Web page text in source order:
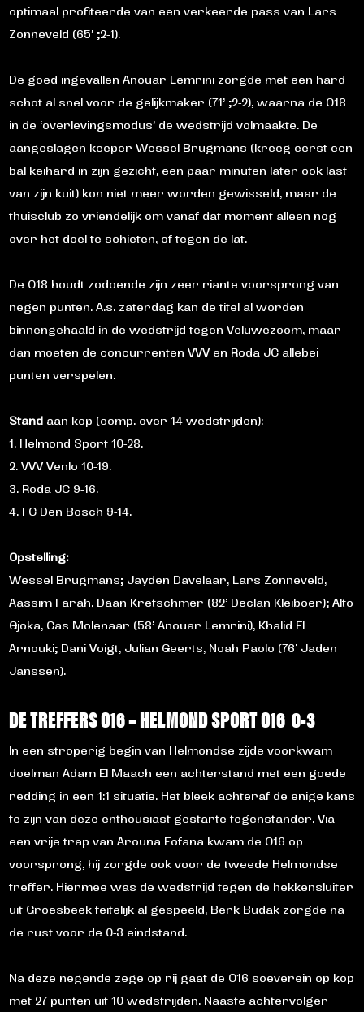
optimaal profiteerde van een verkeerde pass van Lars
Zonneveld (65’ ;2-1).
De goed ingevallen Anouar Lemrini zorgde met een hard
schot al snel voor de gelijkmaker (71’ ;2-2), waarna de O18
in de ‘overlevingsmodus’ de wedstrijd volmaakte. De
aangeslagen keeper Wessel Brugmans (kreeg eerst een
bal keihard in zijn gezicht, een paar minuten later ook last
van zijn kuit) kon niet meer worden gewisseld, maar de
thuisclub zo vriendelijk om vanaf dat moment alleen nog
over het doel te schieten, of tegen de lat.
De O18 houdt zodoende zijn zeer riante voorsprong van
negen punten. A.s. zaterdag kan de titel al worden
binnengehaald in de wedstrijd tegen Veluwezoom, maar
dan moeten de concurrenten VVV en Roda JC allebei
punten verspelen.
Standaan kop (comp. over 14 wedstrijden):
1. Helmond Sport 10-28.
2. VVV Venlo 10-19.
3. Roda JC 9-16.
4. FC Den Bosch 9-14.
Opstelling:
Wessel Brugmans; Jayden Davelaar, Lars Zonneveld,
Aassim Farah, Daan Kretschmer (82’ Declan Kleiboer); Alto
Gjoka, Cas Molenaar (58’ Anouar Lemrini), Khalid El
Arnouki; Dani Voigt, Julian Geerts, Noah Paolo (76’ Jaden
Janssen).
DE TREFFERS O16 – HELMOND SPORT O16 0-3
In een stroperig begin van Helmondse zijde voorkwam
doelman Adam El Maach een achterstand met een goede
redding in een 1:1 situatie. Het bleek achteraf de enige kans
te zijn van deze enthousiast gestarte tegenstander. Via
een vrije trap van Arouna Fofana kwam de O16 op
voorsprong, hij zorgde ook voor de tweede Helmondse
treffer. Hiermee was de wedstrijd tegen de hekkensluiter
uit Groesbeek feitelijk al gespeeld, Berk Budak zorgde na
de rust voor de 0-3 eindstand.
Na deze negende zege op rij gaat de O16 soeverein op kop
met 27 punten uit 10 wedstrijden. Naaste achtervolger